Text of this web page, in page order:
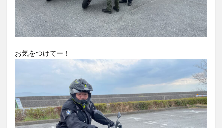
お気をつけてー！